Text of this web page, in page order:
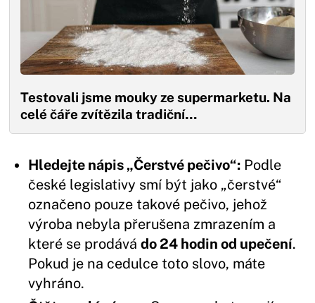
Testovali jsme mouky ze supermarketu. Na
celé čáře zvítězila tradiční…
Hledejte nápis „Čerstvé pečivo“: Podle
české legislativy smí být jako „čerstvé“
označeno pouze takové pečivo, jehož
výroba nebyla přerušena zmrazením a
které se prodávádo 24 hodin od upečení.
Pokud je na cedulce toto slovo, máte
vyhráno.